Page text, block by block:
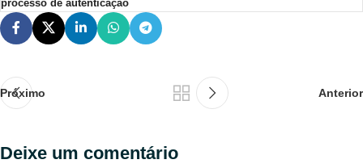
processo de autenticação
Próximo Anterior
Deixe um comentário